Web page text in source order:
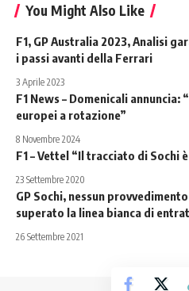
You Might Also Like
F1, GP Australia 2023, Analisi
i passi avanti della Ferrari
3 Aprile 2023
F1 News – Domenicali annuncia:
europei a rotazione”
8 Novembre 2024
F1 – Vettel “Il tracciato di Sochi
23 Settembre 2020
GP Sochi, nessun
superato la linea bianca di
26 Settembre 2021